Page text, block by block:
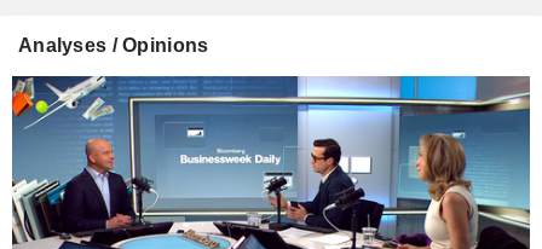
Analyses / Opinions